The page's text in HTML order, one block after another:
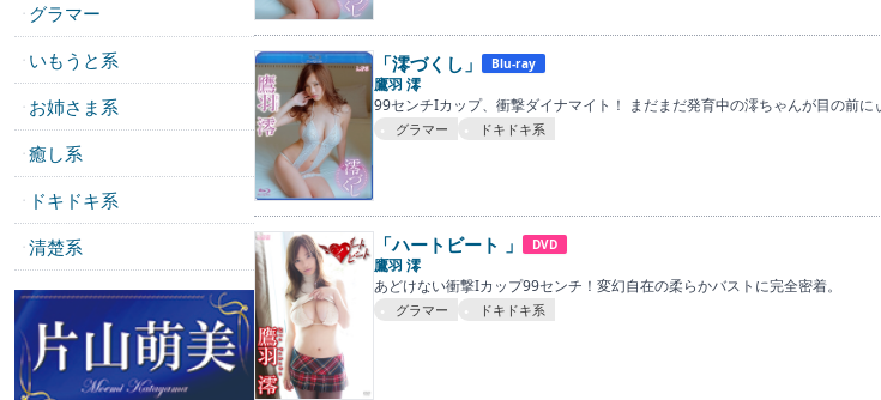
・ グラマー
・ いもうと系
・ お姉さま系
・ 癒し系
・ ドキドキ系
・ 清楚系
「澪づくし」 Blu-ray
鷹羽 澪
99センチIカップ、衝撃ダイナマイト！ まだまだ発育中の澪ちゃんが目の前に
グラマー ドキドキ系
「ハートビート 」 DVD
鷹羽 澪
あどけない衝撃Iカップ99センチ！変幻自在の柔らかバストに完全密着。
グラマー ドキドキ系